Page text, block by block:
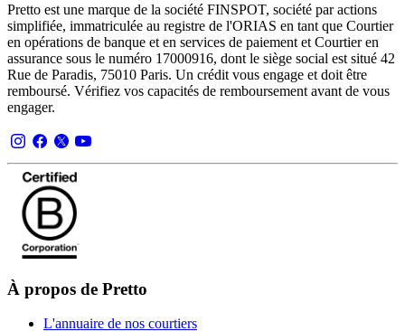
Pretto est une marque de la société FINSPOT, société par actions
simplifiée, immatriculée au registre de l'ORIAS en tant que Courtier
en opérations de banque et en services de paiement et Courtier en
assurance sous le numéro 17000916, dont le siège social est situé 42
Rue de Paradis, 75010 Paris. Un crédit vous engage et doit être
remboursé. Vérifiez vos capacités de remboursement avant de vous
engager.
À propos de Pretto
L'annuaire de nos courtiers